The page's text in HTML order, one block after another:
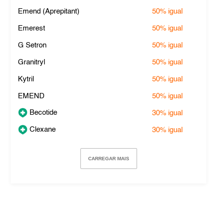
Emend (Aprepitant) 50% igual
Emerest 50% igual
G Setron 50% igual
Granitryl 50% igual
Kytril 50% igual
EMEND 50% igual
Becotide 30% igual
Clexane 30% igual
CARREGAR MAIS